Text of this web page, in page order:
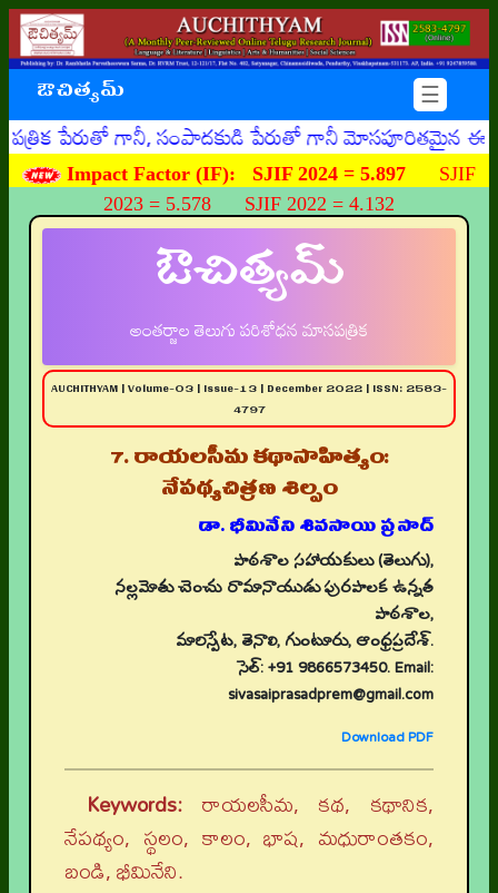
ఔచిత్యమ్ ☰
గానీ, సంపాదకుడి పేరుతో గానీ మోసపూరితమైన ఈమెయిళ్ళు,
Impact Factor (IF): SJIF 2024 = 5.897 SJIF
2023 = 5.578 SJIF 2022 = 4.132
ఔచిత్యమ్
అంతర్జాల తెలుగు పరిశోధన మాసపత్రిక
AUCHITHYAM | Volume-03 | Issue-13 | December 2022 | ISSN: 2583-
4797
7. రాయలసీమ కథాసాహిత్యం:
నేపథ్యచిత్రణ శిల్పం
డా. భీమినేని శివసాయి ప్రసాద్
పాఠశాల సహాయకులు (తెలుగు),
నల్లమోతు చెంచు రామానాయుడు పురపాలక ఉన్నత
పాఠశాల,
మారిస్పేట, తెనాలి, గుంటూరు, ఆంధ్రప్రదేశ్.
సెల్: +91 9866573450. Email:
sivasaiprasadprem@gmail.com
Download PDF
Keywords: రాయలసీమ, కథ, కథానిక,
నేపథ్యం, స్థలం, కాలం, భాష, మధురాంతకం,
బండి, భీమినేని.